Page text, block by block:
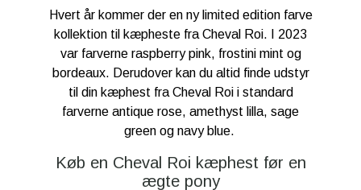
Hvert år kommer der en ny limited edition farve
kollektion til kæpheste fra Cheval Roi. I 2023
var farverne raspberry pink, frostini mint og
bordeaux. Derudover kan du altid finde udstyr
til din kæphest fra Cheval Roi i standard
farverne antique rose, amethyst lilla, sage
green og navy blue.
Køb en Cheval Roi kæphest før en
ægte pony